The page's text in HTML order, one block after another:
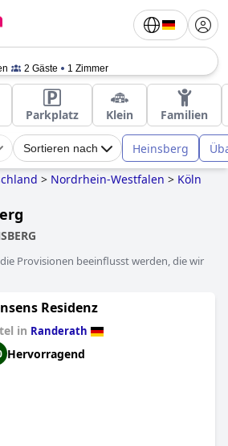
2 Gäste 1 Zimmer
Parkplatz Klein Familien
Sortieren nach Heinsberg
> Nordrhein-Westfalen > Köln
Provisionen beeinflusst werden, die wir
Residenz
in Randerath
Hervorragend